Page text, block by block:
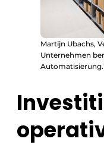
Martijn Ubachs,
Unternehmen
Automatisierung.’